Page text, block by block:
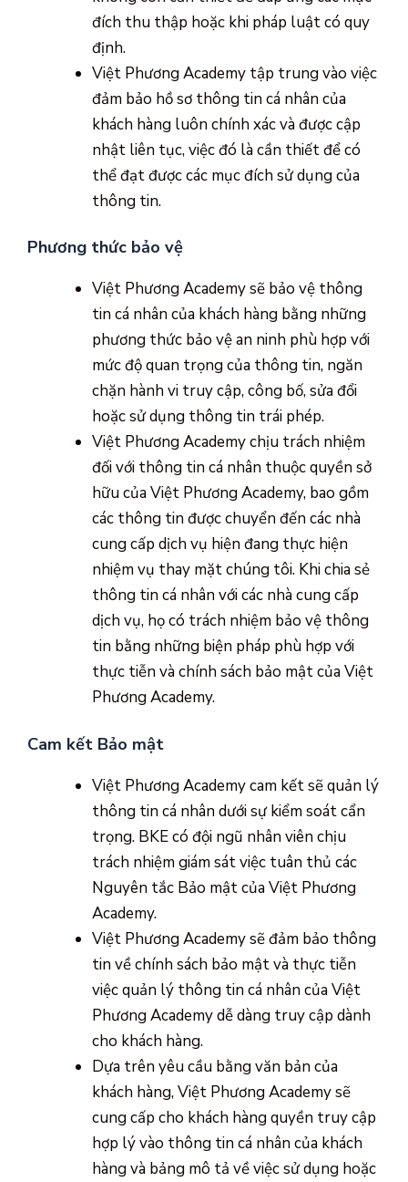
đích thu thập hoặc khi pháp luật có quy
định.
Việt Phương Academy tập trung vào việc
đảm bảo hồ sơ thông tin cá nhân của
khách hàng luôn chính xác và được cập
nhật liên tục, việc đó là cần thiết để có
thể đạt được các mục đích sử dụng của
thông tin.
Phương thức bảo vệ
Việt Phương Academy sẽ bảo vệ thông
tin cá nhân của khách hàng bằng những
phương thức bảo vệ an ninh phù hợp với
mức độ quan trọng của thông tin, ngăn
chặn hành vi truy cập, công bố, sửa đổi
hoặc sử dụng thông tin trái phép.
Việt Phương Academy chịu trách nhiệm
đối với thông tin cá nhân thuộc quyền sở
hữu của Việt Phương Academy, bao gồm
các thông tin được chuyển đến các nhà
cung cấp dịch vụ hiện đang thực hiện
nhiệm vụ thay mặt chúng tôi. Khi chia sẻ
thông tin cá nhân với các nhà cung cấp
dịch vụ, họ có trách nhiệm bảo vệ thông
tin bằng những biện pháp phù hợp với
thực tiễn và chính sách bảo mật của Việt
Phương Academy.
Cam kết Bảo mật
Việt Phương Academy cam kết sẽ quản lý
thông tin cá nhân dưới sự kiểm soát cẩn
trọng. BKE có đội ngũ nhân viên chịu
trách nhiệm giám sát việc tuân thủ các
Nguyên tắc Bảo mật của Việt Phương
Academy.
Việt Phương Academy sẽ đảm bảo thông
tin về chính sách bảo mật và thực tiễn
việc quản lý thông tin cá nhân của Việt
Phương Academy dễ dàng truy cập dành
cho khách hàng.
Dựa trên yêu cầu bằng văn bản của
khách hàng, Việt Phương Academy sẽ
cung cấp cho khách hàng quyền truy cập
hợp lý vào thông tin cá nhân của khách
hàng và bảng mô tả về việc sử dụng hoặc